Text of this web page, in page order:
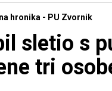
hronika - PU Zvornik
sletio s
tri